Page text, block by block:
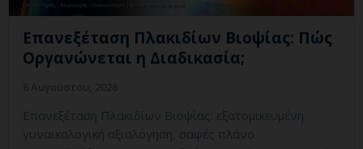
Επανεξέταση Πλακιδίων Βιοψίας: Πώς
Οργανώνεται η Διαδικασία;
Επανεξέταση Πλακιδίων Βιοψίας: εξατομικευμένη
γυναικολογική αξιολόγηση, σαφές πλάνο